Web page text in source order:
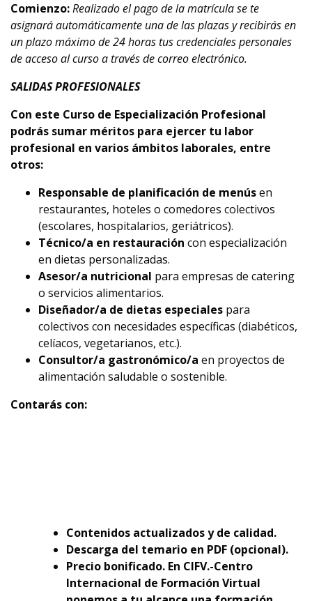
Comienzo:Realizado el pago de la matrícula se te
asignará automáticamente una de las plazas y recibirás en
un plazo máximo de 24 horas tus credenciales personales
de acceso al curso a través de correo electrónico.
SALIDAS PROFESIONALES
Con este Curso de Especialización Profesional
podrás sumar méritos para ejercer tu labor
profesional en varios ámbitos laborales, entre
otros:
Responsable de planificación de menúsen
restaurantes, hoteles o comedores colectivos
(escolares, hospitalarios, geriátricos).
Técnico/a en restauración con especialización
en dietas personalizadas.
Asesor/a nutricional para empresas de catering
o servicios alimentarios.
Diseñador/a de dietas especiales para
colectivos con necesidades específicas (diabéticos,
celíacos, vegetarianos, etc.).
Consultor/a gastronómico/a en proyectos de
alimentación saludable o sostenible.
Contarás con:
Contenidos actualizados y de calidad.
Descarga del temario en PDF (opcional).
Precio bonificado. En CIFV.-Centro
Internacional de Formación Virtual